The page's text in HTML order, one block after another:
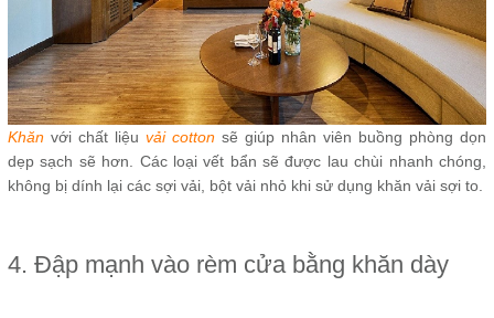
Khăn với chất liệu vải cotton sẽ giúp nhân viên buồng phòng dọn
dẹp sạch sẽ hơn. Các loại vết bẩn sẽ được lau chùi nhanh chóng,
không bị dính lại các sợi vải, bột vải nhỏ khi sử dụng khăn vải sợi to.
4. Đập mạnh vào rèm cửa bằng khăn dày